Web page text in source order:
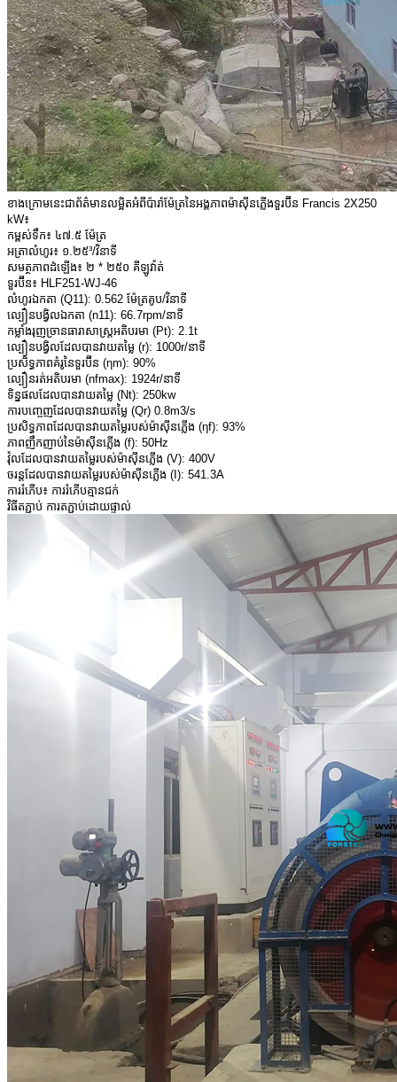
ខាងក្រោមនេះជាព័ត៌មានលម្អិតអំពីប៉ារ៉ាម៉ែត្រនៃអង្គភាពម៉ាស៊ីនភ្លើងទួរប៊ីន Francis 2X250
kW៖
កម្ពស់ទឹក៖ ៤៧.៥ ម៉ែត្រ
អត្រាលំហូរ៖ ១.២៥³/វិនាទី
សមត្ថភាពដំឡើង៖ ២ * ២៥០ គីឡូវ៉ាត់
ទួរប៊ីន៖ HLF251-WJ-46
លំហូរឯកតា (Q11): 0.562 ម៉ែត្រគូប/វិនាទី
ល្បឿនបង្វិលឯកតា (n11): 66.7rpm/នាទី
កម្លាំងរុញច្រានធារាសាស្ត្រអតិបរមា (Pt): 2.1t
ល្បឿនបង្វិលដែលបានវាយតម្លៃ (r): 1000r/នាទី
ប្រសិទ្ធភាពគំរូនៃទួរប៊ីន (ηm): 90%
ល្បឿនរត់អតិបរមា (nfmax): 1924r/នាទី
ទិន្នផលដែលបានវាយតម្លៃ (Nt): 250kw
ការបញ្ចេញដែលបានវាយតម្លៃ (Qr) 0.8m3/s
ប្រសិទ្ធភាពដែលបានវាយតម្លៃរបស់ម៉ាស៊ីនភ្លើង (ηf): 93%
ភាពញឹកញាប់នៃម៉ាស៊ីនភ្លើង (f): 50Hz
វ៉ុលដែលបានវាយតម្លៃរបស់ម៉ាស៊ីនភ្លើង (V): 400V
ចរន្តដែលបានវាយតម្លៃរបស់ម៉ាស៊ីនភ្លើង (I): 541.3A
ការរំភើប៖ ការរំភើបគ្មានជក់
វិធីតភ្ជាប់ ការតភ្ជាប់ដោយផ្ទាល់